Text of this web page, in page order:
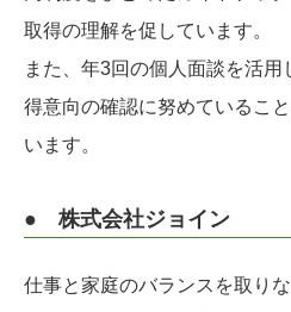
取得の理解を促しています。
また、年3回の個人面談を活用
得意向の確認に努めているこ
います。
● 株式会社ジョイン
仕事と家庭のバランスを取り